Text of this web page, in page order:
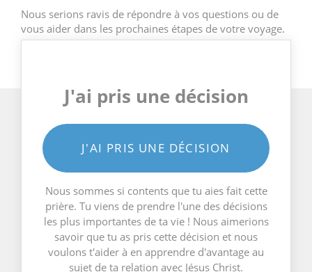
Nous serions ravis de répondre à vos questions ou de
vous aider dans les prochaines étapes de votre voyage.
J'ai pris une décision
J'AI PRIS UNE DÉCISION
Nous sommes si contents que tu aies fait cette
prière. Tu viens de prendre l'une des décisions
les plus importantes de ta vie ! Nous aimerions
savoir que tu as pris cette décision et nous
voulons t'aider à en apprendre d'avantage au
sujet de ta relation avec Jésus Christ.